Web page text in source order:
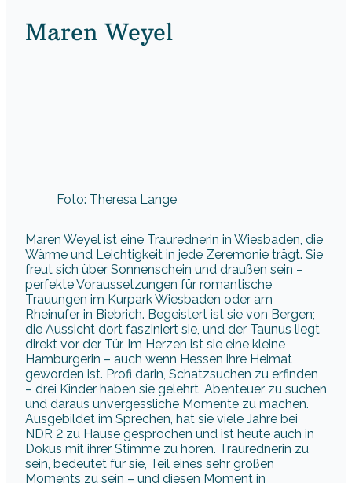
Maren Weyel
Foto: Theresa Lange
Maren Weyel ist eine Traurednerin in Wiesbaden, die
Wärme und Leichtigkeit in jede Zeremonie trägt. Sie
freut sich über Sonnenschein und draußen sein –
perfekte Voraussetzungen für romantische
Trauungen im Kurpark Wiesbaden oder am
Rheinufer in Biebrich. Begeistert ist sie von Bergen;
die Aussicht dort fasziniert sie, und der Taunus liegt
direkt vor der Tür. Im Herzen ist sie eine kleine
Hamburgerin – auch wenn Hessen ihre Heimat
geworden ist. Profi darin, Schatzsuchen zu erfinden
– drei Kinder haben sie gelehrt, Abenteuer zu suchen
und daraus unvergessliche Momente zu machen.
Ausgebildet im Sprechen, hat sie viele Jahre bei
NDR 2 zu Hause gesprochen und ist heute auch in
Dokus mit ihrer Stimme zu hören. Traurednerin zu
sein, bedeutet für sie, Teil eines sehr großen
Moments zu sein – und diesen Moment in